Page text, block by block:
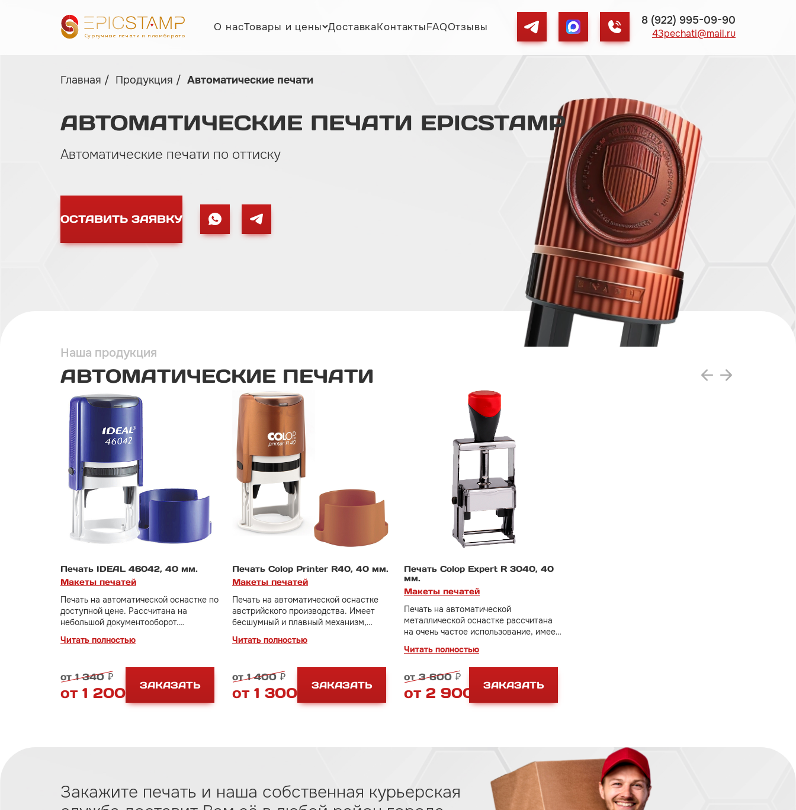
Сургучные печати и пломбираторы
О насТовары и цены ДоставкаКонтактыFAQОтзывы 8 (922) 995-09-90
43pechati@mail.ru
Главная Продукция Автоматические печати
АВТОМАТИЧЕСКИЕ ПЕЧАТИ EPICSTAMP
Автоматические печати по оттиску
ОСТАВИТЬ ЗАЯВКУ
Наша продукция
АВТОМАТИЧЕСКИЕ ПЕЧАТИ
Печать IDEAL 46042, 40 мм.
Макеты печатей
Читать полностью
Печать на автоматической оснастке по
доступной цене. Рассчитана на
небольшой документооборот.
начинает свое дело.
клише печати за 500 руб.
от 1 340 ₽
от 1 200 ₽ ЗАКАЗАТЬ
Печать Colop Printer R40, 40 мм.
Макеты печатей
Читать полностью
Печать на автоматической оснастке
австрийского производства. Имеет
бесшумный и плавный механизм,
В стоимость включено изготовление
от 1 400 ₽
от 1 300 ₽ ЗАКАЗАТЬ
Печать Colop Expert R 3040, 40
мм.
Макеты печатей
Читать полностью
Печать на автоматической
металлической оснастке рассчитана
на очень частое использование, имеет
В стоимость включено изготовление
клише печати за 500 руб.
от 3 600 ₽
от 2 900 ₽ЗАКАЗАТЬ
Закажите печать и наша собственная курьерская